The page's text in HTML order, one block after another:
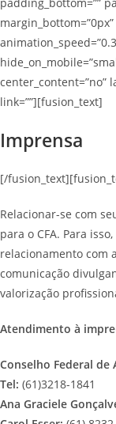
margin_bottom=”0px”
center_content=”no”
link=””][fusion_text]
Imprensa
[/
Relacionar-se com
para o CFA. Para
relacionamento com
comunicação
valorização
Atendimento à
Conselho Federal de
Tel: (61)3218-1841
Ana Graciele